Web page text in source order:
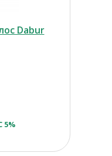
Dabur
5%